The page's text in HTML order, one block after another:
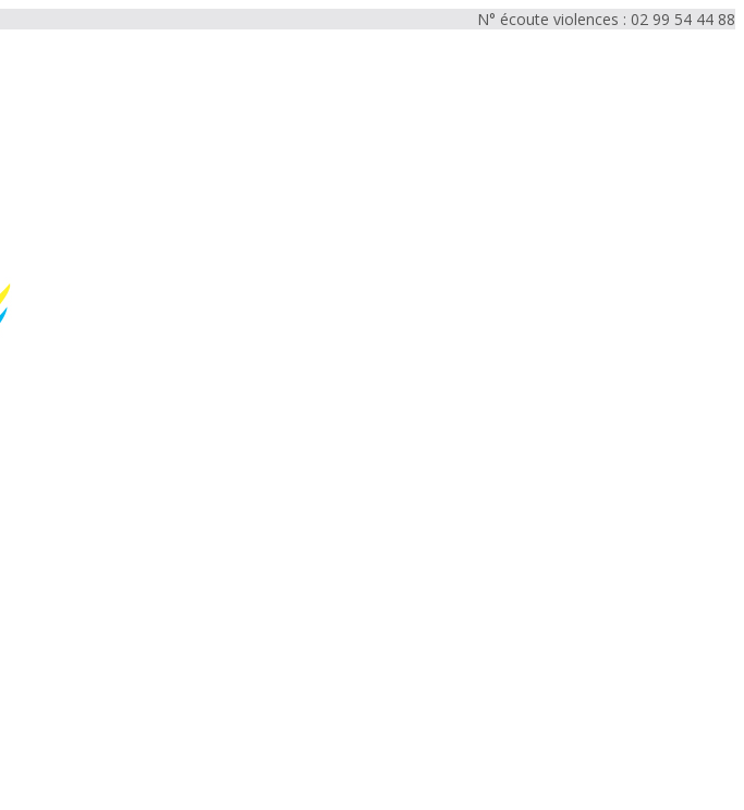
N° écoute violences : 02 99 54 44 88